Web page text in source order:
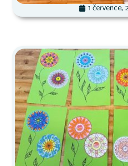
1 července,